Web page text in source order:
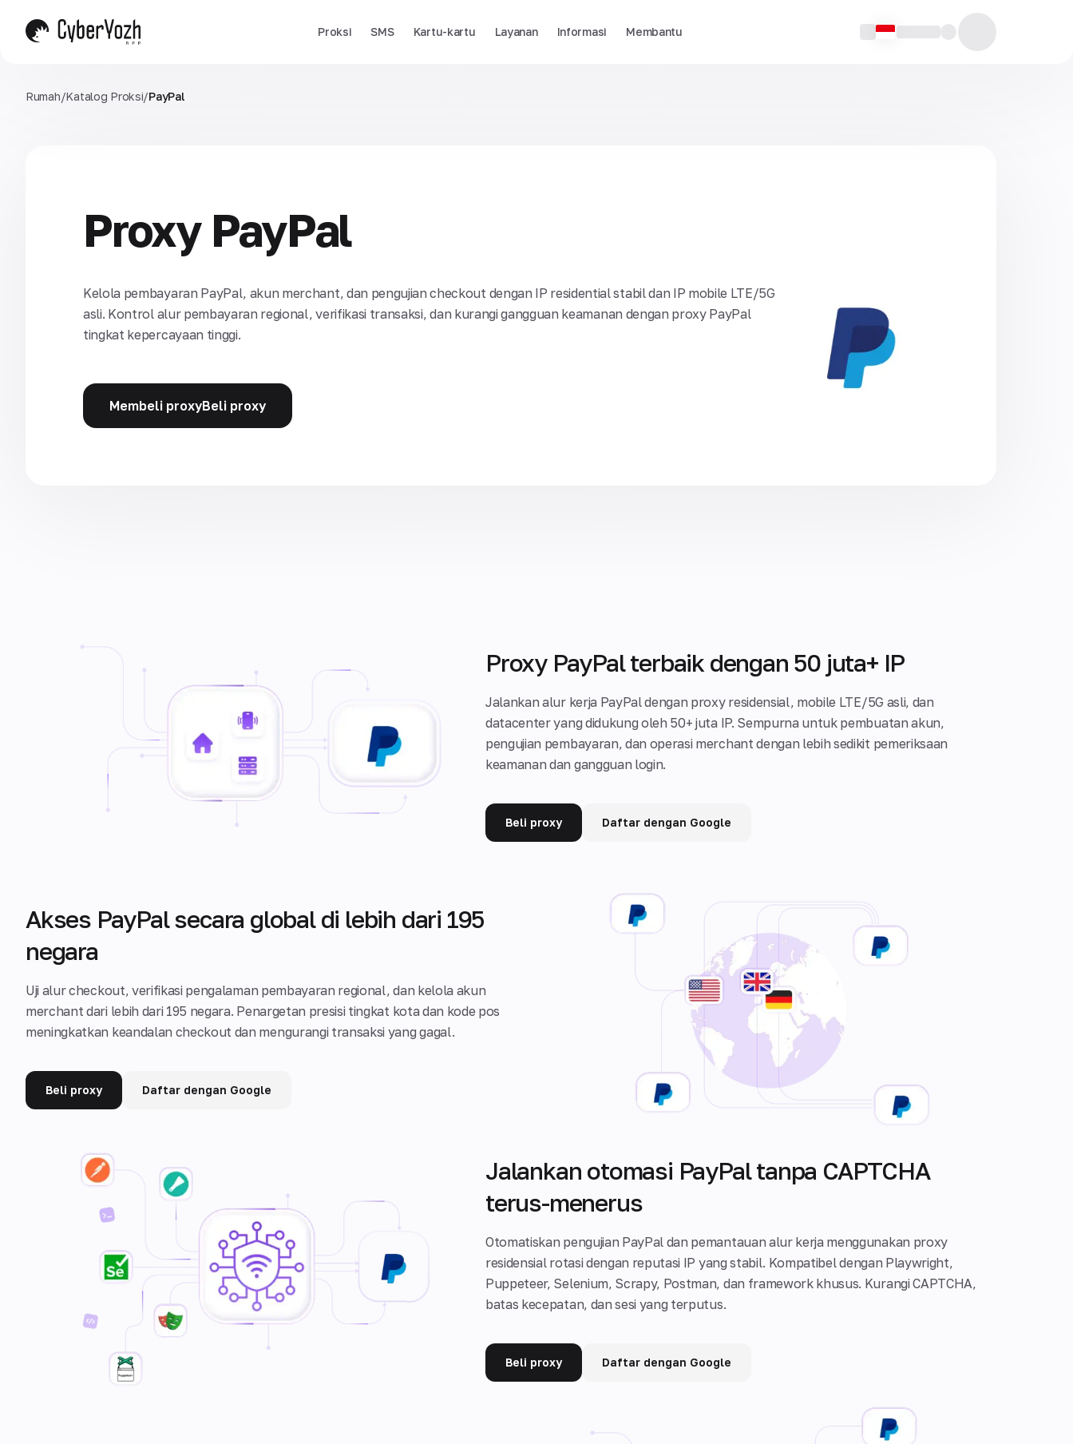
Proksi SMS Kartu-kartu Layanan Informasi Membantu
Rumah/Katalog Proksi/PayPal
Proxy PayPal
Kelola pembayaran PayPal, akun merchant, dan pengujian checkout dengan IP residential stabil dan IP mobile LTE/5G
asli. Kontrol alur pembayaran regional, verifikasi transaksi, dan kurangi gangguan keamanan dengan proxy PayPal
tingkat kepercayaan tinggi.
Membeli proxyBeli proxy
Proxy PayPal terbaik dengan 50 juta+ IP
Jalankan alur kerja PayPal dengan proxy residensial, mobile LTE/5G asli, dan
datacenter yang didukung oleh 50+ juta IP. Sempurna untuk pembuatan akun,
pengujian pembayaran, dan operasi merchant dengan lebih sedikit pemeriksaan
keamanan dan gangguan login.
Beli proxy Daftar dengan Google
Akses PayPal secara global di lebih dari 195
negara
Uji alur checkout, verifikasi pengalaman pembayaran regional, dan kelola akun
merchant dari lebih dari 195 negara. Penargetan presisi tingkat kota dan kode pos
meningkatkan keandalan checkout dan mengurangi transaksi yang gagal.
Beli proxy Daftar dengan Google
Jalankan otomasi PayPal tanpa CAPTCHA
terus-menerus
Otomatiskan pengujian PayPal dan pemantauan alur kerja menggunakan proxy
residensial rotasi dengan reputasi IP yang stabil. Kompatibel dengan Playwright,
Puppeteer, Selenium, Scrapy, Postman, dan framework khusus. Kurangi CAPTCHA,
batas kecepatan, dan sesi yang terputus.
Beli proxy Daftar dengan Google